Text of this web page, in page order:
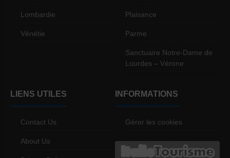
Lombardie
Vénétie
Plaisance
Parme
Sanctuaire Notre-Dame de
Lourdes – Vérone
LIENS UTILES
Contact Us
About Us
INFORMATIONS
Gérer les cookies